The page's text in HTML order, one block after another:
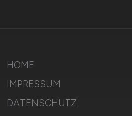
HOME
IMPRESSUM
DATENSCHUTZ